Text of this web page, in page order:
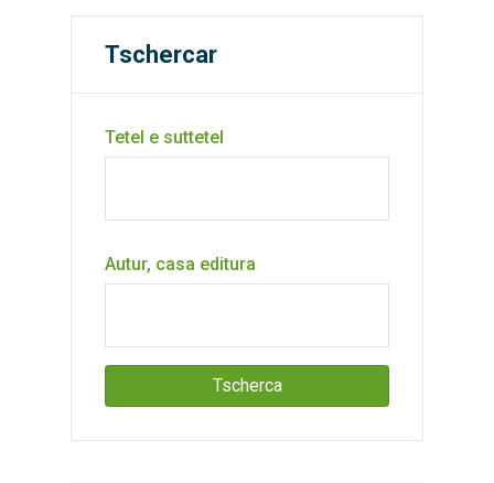
Tschercar
Tetel e suttetel
Autur, casa editura
Tscherca